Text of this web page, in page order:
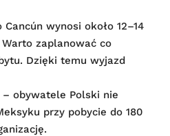
wynosi około 12–14
zaplanować co
Dzięki temu wyjazd
– obywatele Polski nie
przy pobycie do 180